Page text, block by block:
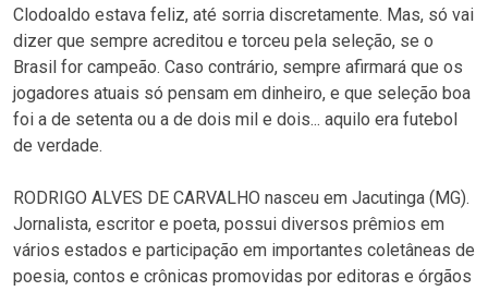
Clodoaldo estava feliz, até sorria discretamente. Mas, só vai
dizer que sempre acreditou e torceu pela seleção, se o
Brasil for campeão. Caso contrário, sempre afirmará que os
jogadores atuais só pensam em dinheiro, e que seleção boa
foi a de setenta ou a de dois mil e dois... aquilo era futebol
de verdade.
RODRIGO ALVES DE CARVALHO nasceu em Jacutinga (MG).
Jornalista, escritor e poeta, possui diversos prêmios em
vários estados e participação em importantes coletâneas de
poesia, contos e crônicas promovidas por editoras e órgãos